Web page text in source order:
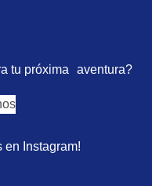
tu próxima aventura?
en Instagram!